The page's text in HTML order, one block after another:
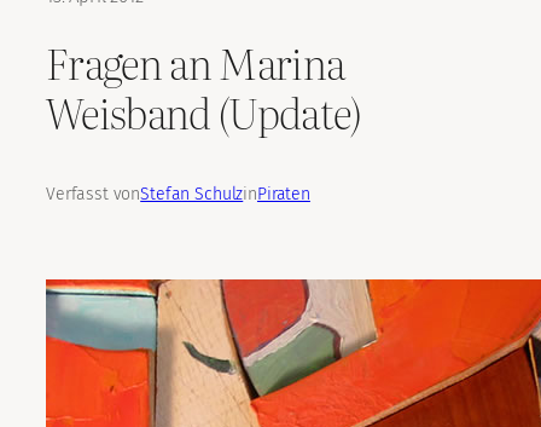
Fragen an Marina
Weisband (Update)
Verfasst vonStefan SchulzinPiraten